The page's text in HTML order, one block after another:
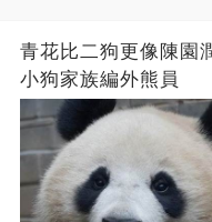
青花比二狗更像陳園
小狗家族編外熊員